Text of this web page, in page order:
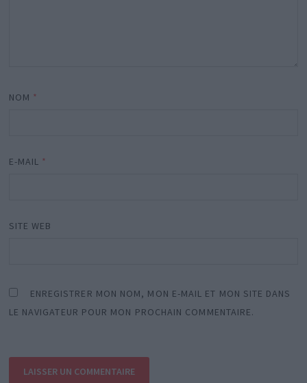
NOM *
E-MAIL *
SITE WEB
ENREGISTRER MON NOM, MON E-MAIL ET MON SITE DANS
LE NAVIGATEUR POUR MON PROCHAIN COMMENTAIRE.